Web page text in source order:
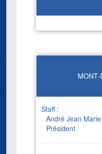
MONT-
Staff :
André Jean
Président